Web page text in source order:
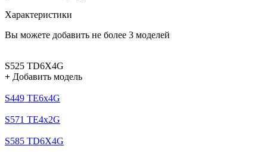
Характеристики
Вы можете добавить не более 3 моделей
S525 TD6X4G
+ Добавить модель
S449 TE6x4G
S571 TE4x2G
S585 TD6X4G